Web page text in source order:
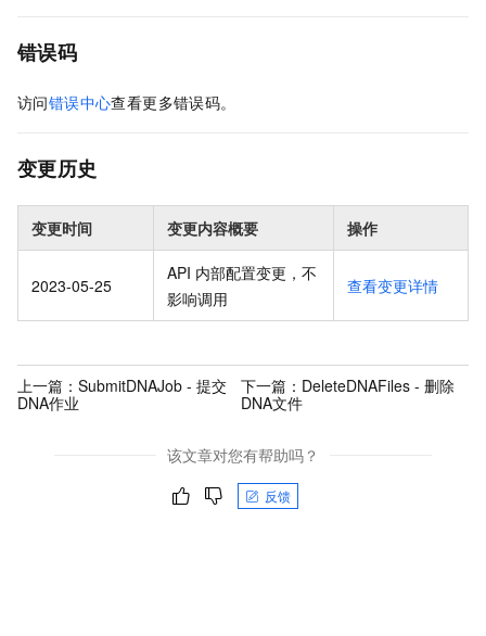
错误码
访问错误中心查看更多错误码。
变更历史
变更时间 变更内容概要 操作
2023-05-25
API 内部配置变更，不
影响调用
查看变更详情
上一篇： SubmitDNAJob - 提交
DNA作业
下一篇： DeleteDNAFiles - 删除
DNA文件
该文章对您有帮助吗？
反馈